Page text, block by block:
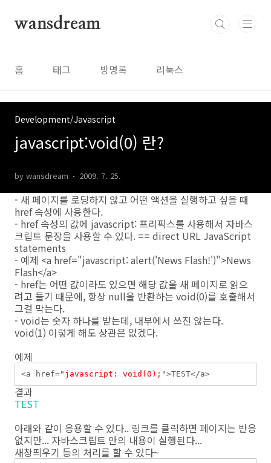
wansdream
홈 태그 방명록 리눅스
Development/Javascript
javascript:void(0) 란?
by wansdream 2009. 7. 25.
- 새 페이지를 로딩하지 않고 어떤 액션을 실행하고 싶을 때
href 속성에 사용한다.
- href 속성의 값에 javascript: 프리픽스를 사용해서 자바스
크립트 문장을 사용할 수 있다. == direct URL JavaScript
statements
- 예제 <a href="javascript: alert('News Flash!')">News
Flash</a>
- href는 어떤 값이라도 있으면 해당 값을 새 페이지로 읽으
려고 들기 때문에, 항상 null을 반환하는 void(0)를 호출해서
그걸 막는다.
- void는 숫자 하나를 받는데, 내부에서 쓰진 않는다.
void(1) 이렇게 해도 상관은 없겠다.
예제
<a href=" javascript: void(0); ">TEST</a>
결과
TEST
아래와 같이 응용할 수 있다.. 링크를 클릭하면 페이지는 반응
없지만... 자바스크립트 안의 내용이 실행된다...
새창띄우기 등의 처리를 할 수 있다~